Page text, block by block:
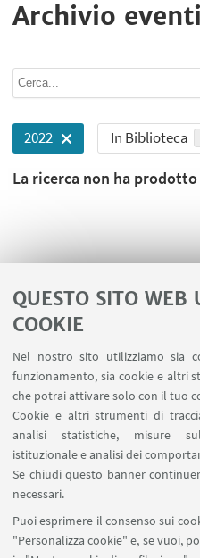
QUESTO SITO WEB
COOKIE
Nel nostro sito utilizziamo sia
funzionamento, sia cookie e altri
che potrai attivare solo con il tuo
Cookie e altri strumenti di
analisi statistiche, misure
istituzionale e analisi dei
Se chiudi questo banner
necessari.
Puoi esprimere il consenso sui
"Personalizza cookie" e, se vuoi,
Archivio eventi
2022 In Biblioteca
La ricerca non ha
LINK
Area
SEGUI